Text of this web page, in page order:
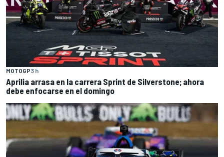
MOTOGP3 h
Aprilia arrasa en la carrera Sprint de Silverstone; ahora
debe enfocarse en el domingo